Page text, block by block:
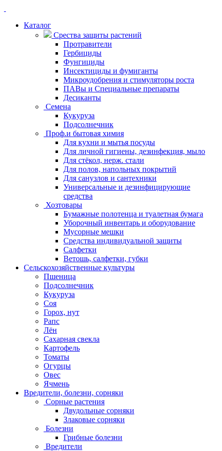
Каталог
Срества защиты растений
Протравители
Гербициды
Фунгициды
Инсектициды и фумиганты
Микроудобрения и стимуляторы роста
ПАВы и Специальные препараты
Десиканты
Семена
Кукуруза
Подсолнечник
Проф.и бытовая химия
Для кухни и мытья посуды
Для личной гигиены, дезинфекция, мыло
Для стёкол, нерж. стали
Для полов, напольных покрытий
Для санузлов и сантехники
Универсальные и дезинфицирующие
средства
Хозтовары
Бумажные полотенца и туалетная бумага
Уборочный инвентарь и оборудование
Мусорные мешки
Средства индивидуальной защиты
Салфетки
Ветошь, салфетки, губки
Сельскохозяйственные культуры
Пшеница
Подсолнечник
Кукуруза
Соя
Горох, нут
Рапс
Лён
Сахарная свекла
Картофель
Томаты
Огурцы
Овес
Ячмень
Вредители, болезни, сорняки
Сорные растения
Двудольные сорняки
Злаковые сорняки
Болезни
Грибные болезни
Вредители